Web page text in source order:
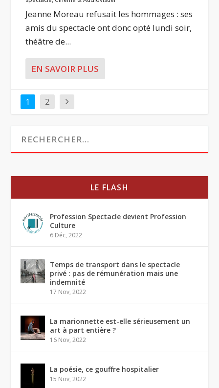
Jeanne Moreau refusait les hommages : ses
amis du spectacle ont donc opté lundi soir,
théâtre de...
EN SAVOIR PLUS
1 2
LE FLASH
Profession Spectacle devient Profession
Culture
6 Déc, 2022
Temps de transport dans le spectacle
privé : pas de rémunération mais une
indemnité
17 Nov, 2022
La marionnette est-elle sérieusement un
art à part entière ?
16 Nov, 2022
La poésie, ce gouffre hospitalier
15 Nov, 2022